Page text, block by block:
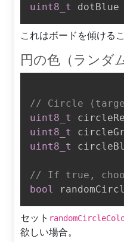
uint8_t
これはボードを傾ける
円の色（ランダ
// Circle
uint8_t
uint8_t
uint8_t
// If true,
bool
セット
欲しい場合。